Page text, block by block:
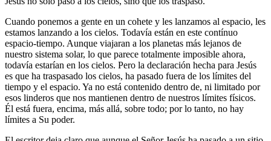
Cuando ponemos a gente en un cohete y les lanzamos al espacio, les
estamos lanzando a los cielos. Todavía están en este contínuo
espacio-tiempo. Aunque viajaran a los planetas más lejanos de
nuestro sistema solar, lo que parece totalmente imposible ahora,
todavía estarían en los cielos. Pero la declaración hecha para Jesús
es que ha traspasado los cielos, ha pasado fuera de los límites del
tiempo y el espacio. Ya no está contenido dentro de, ni limitado por
esos linderos que nos mantienen dentro de nuestros límites físicos.
Él está fuera, encima, más allá, sobre todo; por lo tanto, no hay
límites a Su poder.